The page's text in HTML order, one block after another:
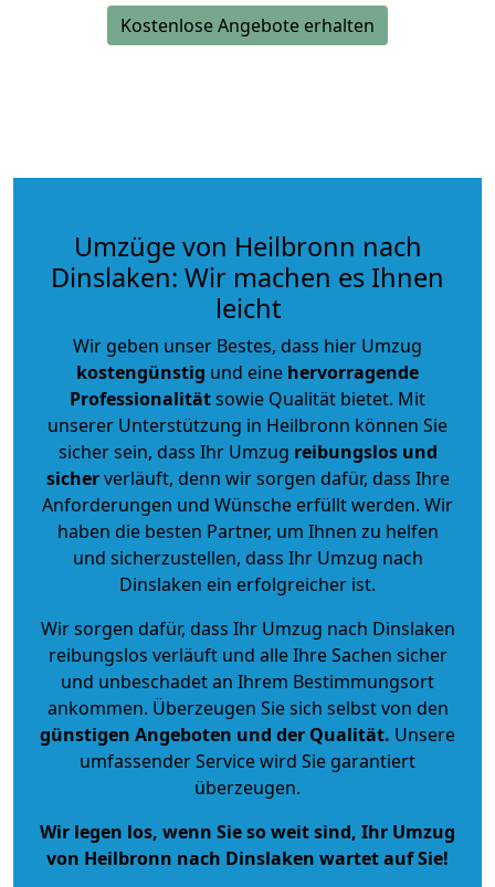
Kostenlose Angebote erhalten
Umzüge von Heilbronn nach
Dinslaken: Wir machen es Ihnen
leicht
Wir geben unser Bestes, dass hier Umzug
kostengünstig und eine hervorragende
Professionalitätsowie Qualität bietet. Mit
unserer Unterstützung in Heilbronn können Sie
sicher sein, dass Ihr Umzug reibungslos und
sicherverläuft, denn wir sorgen dafür, dass Ihre
Anforderungen und Wünsche erfüllt werden. Wir
haben die besten Partner, um Ihnen zu helfen
und sicherzustellen, dass Ihr Umzug nach
Dinslaken ein erfolgreicher ist.
Wir sorgen dafür, dass Ihr Umzug nach Dinslaken
reibungslos verläuft und alle Ihre Sachen sicher
und unbeschadet an Ihrem Bestimmungsort
ankommen. Überzeugen Sie sich selbst von den
günstigen Angeboten und der Qualität. Unsere
umfassender Service wird Sie garantiert
überzeugen.
Wir legen los, wenn Sie so weit sind, Ihr Umzug
von Heilbronn nach Dinslaken wartet auf Sie!